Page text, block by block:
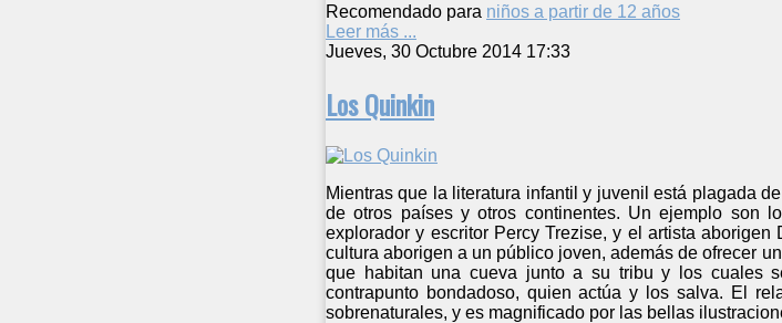
Recomendado para niños a partir de 12 años
Leer más ...
Jueves, 30 Octubre 2014 17:33
Los Quinkin
Mientras que la literatura infantil y juvenil está plagada
de otros países y otros continentes. Un ejemplo son
explorador y escritor Percy Trezise, y el artista
cultura aborigen a un público joven, además de ofrecer
que habitan una cueva junto a su tribu y los cuales
contrapunto bondadoso, quien actúa y los salva. El
sobrenaturales, y es magnificado por las bellas